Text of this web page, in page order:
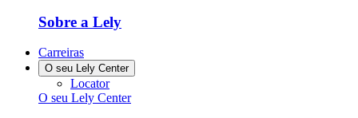
Sobre a Lely
Carreiras
O seu Lely Center
Locator
O seu Lely Center